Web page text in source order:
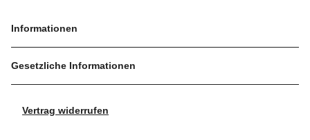
Informationen
Gesetzliche Informationen
Vertrag widerrufen